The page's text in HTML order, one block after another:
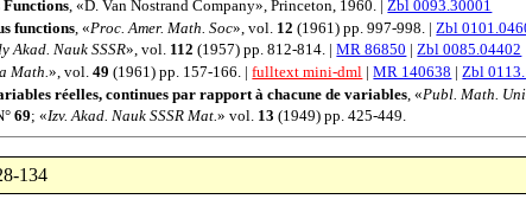
Functions, «D. Van Nostrand Company», Princeton, 1960. |Zbl 0093.30001
functions , «Proc. Amer. Math. Soc», vol. 12 (1961) pp. 997-998. | Zbl
Akad. Nauk SSSR», vol. 112 (1957) pp. 812-814. |MR 86850 |Zbl 0085.04402
Math.», vol.49 (1961) pp. 157-166. |fulltext mini-dml |MR 140638 |Zbl
réelles, continues par rapport à chacune de variables , «Publ. Math.
69; «Izv. Akad. Nauk SSSR Mat.» vol. 13 (1949) pp. 425-449.
134